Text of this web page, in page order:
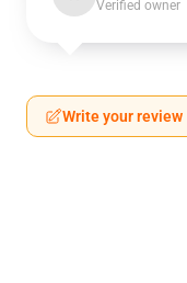
Verified owner
Write your review